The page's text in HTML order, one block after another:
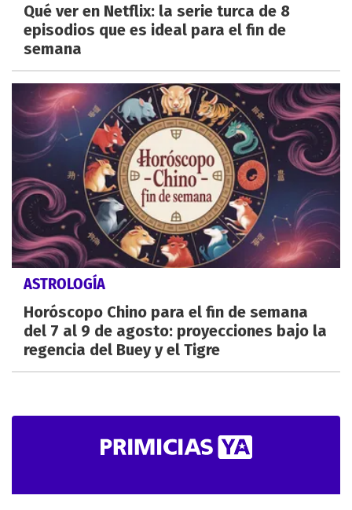
Qué ver en Netflix: la serie turca de 8
episodios que es ideal para el fin de
semana
ASTROLOGÍA
Horóscopo Chino para el fin de semana
del 7 al 9 de agosto: proyecciones bajo la
regencia del Buey y el Tigre